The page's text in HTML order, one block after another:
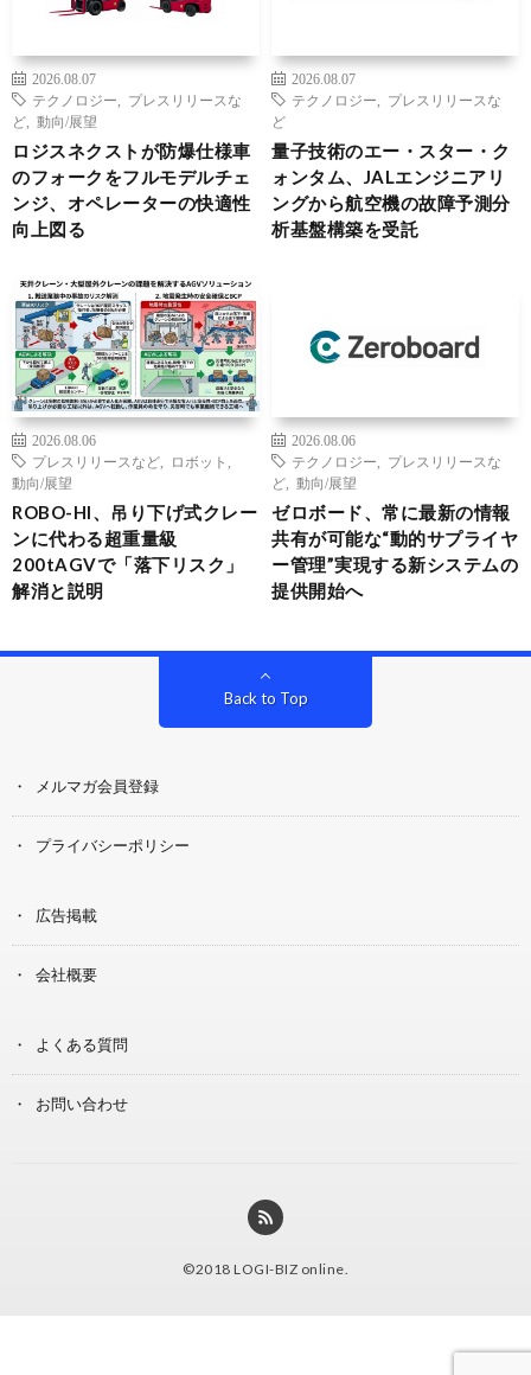
2026.08.07
テクノロジー
プレスリリースな
ど
動向/展望
ロジスネクストが防爆仕様車
のフォークをフルモデルチェ
ンジ、オペレーターの快適性
向上図る
2026.08.07
テクノロジー
プレスリリースな
ど
量子技術のエー・スター・ク
ォンタム、JALエンジニアリ
ングから航空機の故障予測分
析基盤構築を受託
2026.08.06
プレスリリースなど
ロボット
動向/展望
ROBO-HI、吊り下げ式クレー
ンに代わる超重量級
200tAGVで「落下リスク」
解消と説明
2026.08.06
テクノロジー
プレスリリースな
ど
動向/展望
ゼロボード、常に最新の情報
共有が可能な“動的サプライヤ
ー管理”実現する新システムの
提供開始へ
Back to Top
メルマガ会員登録
プライバシーポリシー
広告掲載
会社概要
よくある質問
お問い合わせ
©2018 LOGI-BIZ online